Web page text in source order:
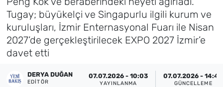
Tugay; büyükelçi ve Singapurlu ilgili kurum ve
kuruluşları, İzmir Enternasyonal Fuarı ile Nisan
2027’de gerçekleştirilecek EXPO 2027 İzmir’e
davet etti
DERYA DUĞAN
EDITÖR
07.07.2026 - 10:03
YAYINLANMA
07.07.2026 - 14:40
GÜNCELLEME
İletişim